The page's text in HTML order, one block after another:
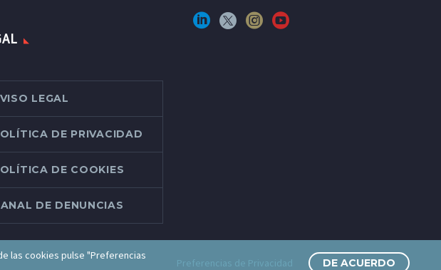
LEGAL
DE PRIVACIDAD
DE COOKIES
DE DENUNCIAS
las cookies pulse "Preferencias
Preferencias de Privacidad DE ACUERDO